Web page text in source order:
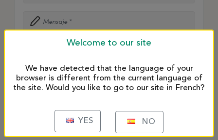
Importa tus archivos
Welcome to our site
We have detected that the language of your
browser is different from the current language of
the site. Would you like to go to our site in French?
YES NO